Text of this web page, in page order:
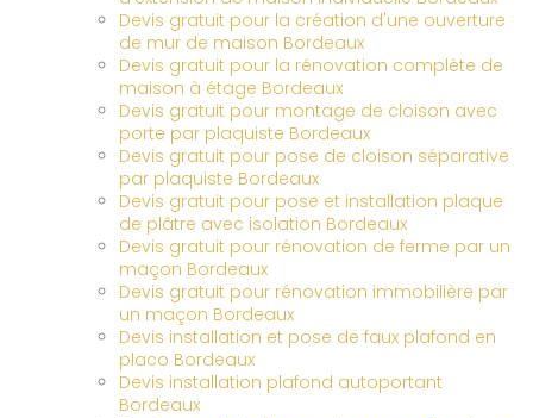
Devis gratuit pour la création d'une ouverture
de mur de maison Bordeaux
Devis gratuit pour la rénovation complète de
maison à étage Bordeaux
Devis gratuit pour montage de cloison avec
porte par plaquiste Bordeaux
Devis gratuit pour pose de cloison séparative
par plaquiste Bordeaux
Devis gratuit pour pose et installation plaque
de plâtre avec isolation Bordeaux
Devis gratuit pour rénovation de ferme par un
maçon Bordeaux
Devis gratuit pour rénovation immobilière par
un maçon Bordeaux
Devis installation et pose de faux plafond en
placo Bordeaux
Devis installation plafond autoportant
Bordeaux